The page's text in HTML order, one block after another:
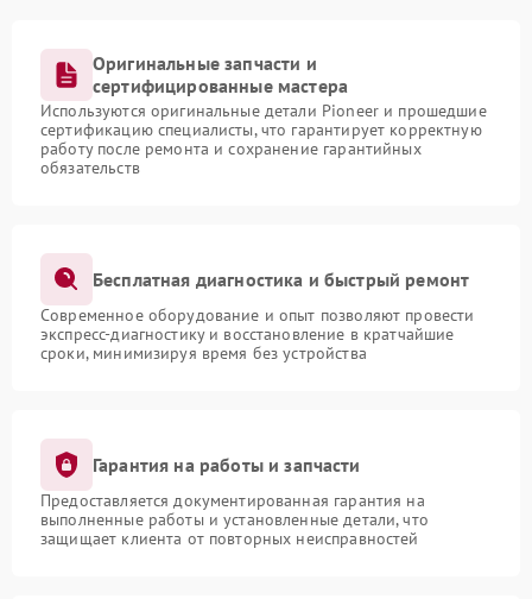
Оригинальные запчасти и
сертифицированные мастера
Используются оригинальные детали Pioneer и прошедшие
сертификацию специалисты, что гарантирует корректную
работу после ремонта и сохранение гарантийных
обязательств
Бесплатная диагностика и быстрый ремонт
Современное оборудование и опыт позволяют провести
экспресс-диагностику и восстановление в кратчайшие
сроки, минимизируя время без устройства
Гарантия на работы и запчасти
Предоставляется документированная гарантия на
выполненные работы и установленные детали, что
защищает клиента от повторных неисправностей